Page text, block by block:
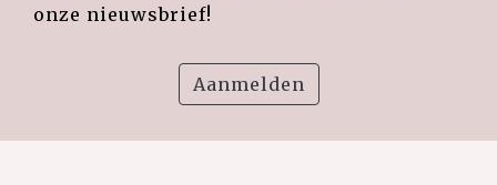
onze nieuwsbrief!
Aanmelden